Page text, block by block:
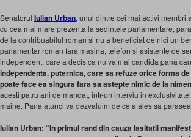
Senatorul Iulian Urban, unul dintre cei mai activi
cu cea mai mare prezenta la sedintele parlamentare,
de la contribuabilul roman si nu a beneficiat de nici un
parlamentar roman fara masina, telefon si asistente de
independent, care a decis ca nu va mai candida pana
independenta, puternica, care sa refuze orice forma
poate face ea singura fara sa astepte nimic de la
acesti patru ani de mandat, intr-un interviu in
maine. Pana atunci va dezvaluim de ce a ales sa
Iulian Urban: “In primul rand din cauza lasitatii